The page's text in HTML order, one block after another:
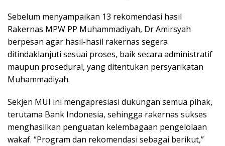
Sebelum menyampaikan 13 rekomendasi hasil
Rakernas MPW PP Muhammadiyah, Dr Amirsyah
berpesan agar hasil-hasil rakernas segera
ditindaklanjuti sesuai proses, baik secara administratif
maupun prosedural, yang ditentukan persyarikatan
Muhammadiyah.
Sekjen MUI ini mengapresiasi dukungan semua pihak,
terutama Bank Indonesia, sehingga rakernas sukses
menghasilkan penguatan kelembagaan pengelolaan
wakaf. “Program dan rekomendasi sebagai berikut,”